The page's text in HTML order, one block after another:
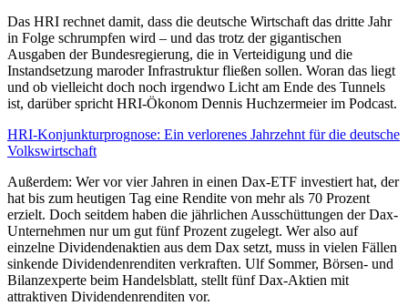
Das HRI rechnet damit, dass die deutsche Wirtschaft das dritte Jahr
in Folge schrumpfen wird – und das trotz der gigantischen
Ausgaben der Bundesregierung, die in Verteidigung und die
Instandsetzung maroder Infrastruktur fließen sollen. Woran das liegt
und ob vielleicht doch noch irgendwo Licht am Ende des Tunnels
ist, darüber spricht HRI-Ökonom Dennis Huchzermeier im Podcast.
HRI-Konjunkturprognose: Ein verlorenes Jahrzehnt für die deutsche
Volkswirtschaft
Außerdem: Wer vor vier Jahren in einen Dax-ETF investiert hat, der
hat bis zum heutigen Tag eine Rendite von mehr als 70 Prozent
erzielt. Doch seitdem haben die jährlichen Ausschüttungen der Dax-
Unternehmen nur um gut fünf Prozent zugelegt. Wer also auf
einzelne Dividendenaktien aus dem Dax setzt, muss in vielen Fällen
sinkende Dividendenrenditen verkraften. Ulf Sommer, Börsen- und
Bilanzexperte beim Handelsblatt, stellt fünf Dax-Aktien mit
attraktiven Dividendenrenditen vor.